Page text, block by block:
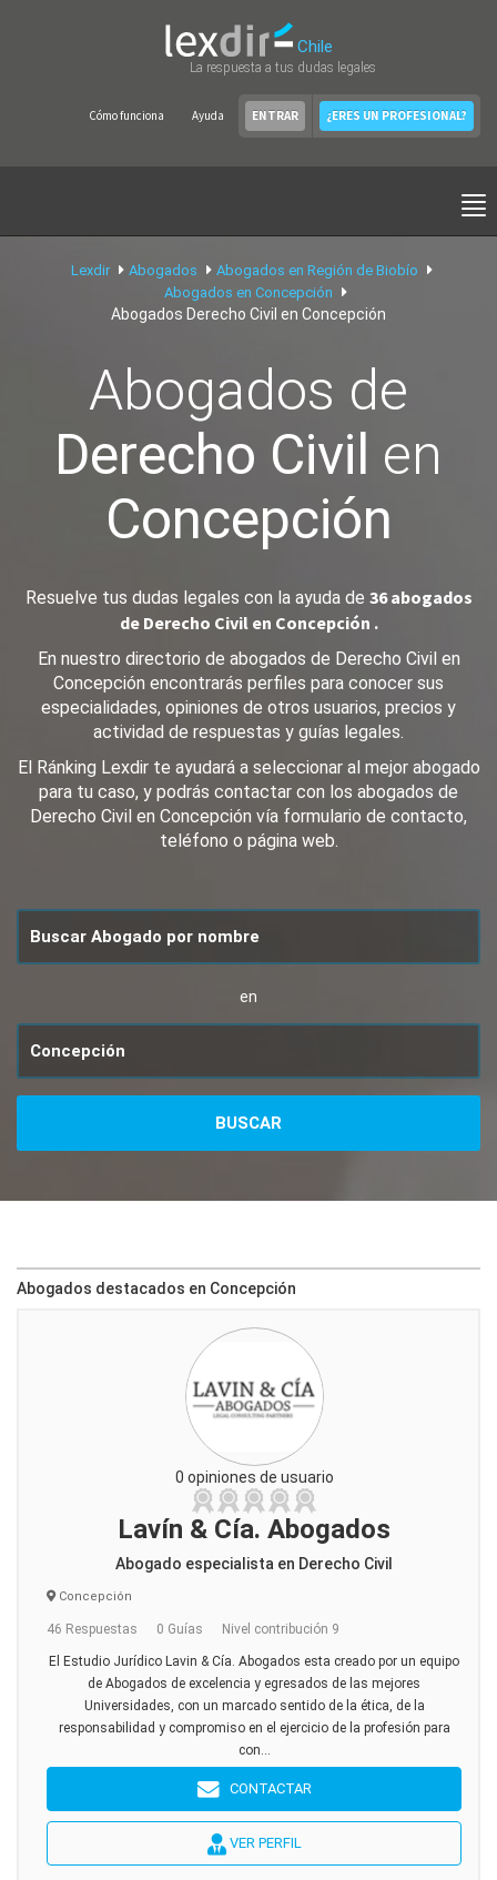
Chile
La respuesta a tus dudas legales
Cómo funciona Ayuda ENTRAR ¿ERES UN PROFESIONAL?
Lexdir Abogados
Abogados en Región de Biobío
Abogados en Concepción
Abogados Derecho Civil en Concepción
Abogados de
Derecho Civil en
Concepción
Resuelve tus dudas legales con la ayuda de 36 abogados
de Derecho Civil en Concepción .
En nuestro directorio de abogados de Derecho Civil en
Concepción encontrarás perfiles para conocer sus
especialidades, opiniones de otros usuarios, precios y
actividad de respuestas y guías legales.
El Ránking Lexdir te ayudará a seleccionar al mejor abogado
para tu caso, y podrás contactar con los abogados de
Derecho Civil en Concepción vía formulario de contacto,
teléfono o página web.
en
Abogados destacados en Concepción
0 opiniones de usuario
Lavín & Cía. Abogados
Abogado especialista en Derecho Civil
Concepción
46 Respuestas 0 Guías Nivel contribución 9
El Estudio Jurídico Lavin & Cía. Abogados esta creado por un equipo
de Abogados de excelencia y egresados de las mejores
Universidades, con un marcado sentido de la ética, de la
responsabilidad y compromiso en el ejercicio de la profesión para
con...
CONTACTAR
VER PERFIL